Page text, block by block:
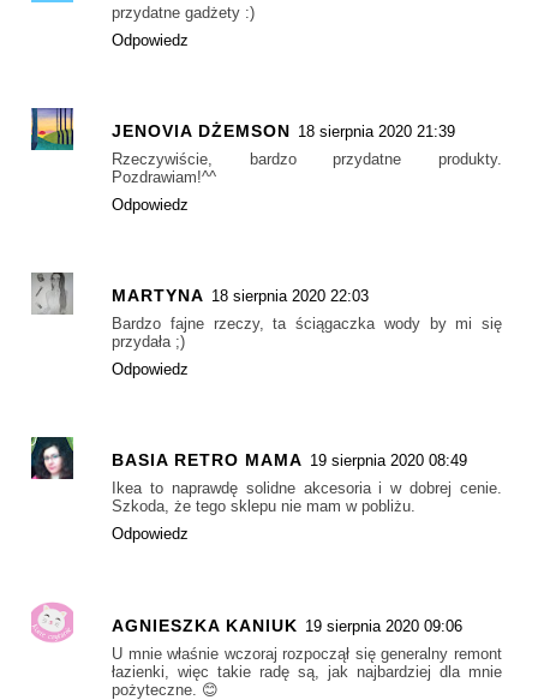
przydatne gadżety :)
Odpowiedz
JENOVIA DŻEMSON 18 sierpnia 2020 21:39
Rzeczywiście, bardzo przydatne produkty.
Pozdrawiam!^^
Odpowiedz
MARTYNA 18 sierpnia 2020 22:03
Bardzo fajne rzeczy, ta ściągaczka wody by mi się
przydała ;)
Odpowiedz
BASIA RETRO MAMA 19 sierpnia 2020 08:49
Ikea to naprawdę solidne akcesoria i w dobrej cenie.
Szkoda, że tego sklepu nie mam w pobliżu.
Odpowiedz
AGNIESZKA KANIUK 19 sierpnia 2020 09:06
U mnie właśnie wczoraj rozpoczął się generalny remont
łazienki, więc takie radę są, jak najbardziej dla mnie
pożyteczne. 😊